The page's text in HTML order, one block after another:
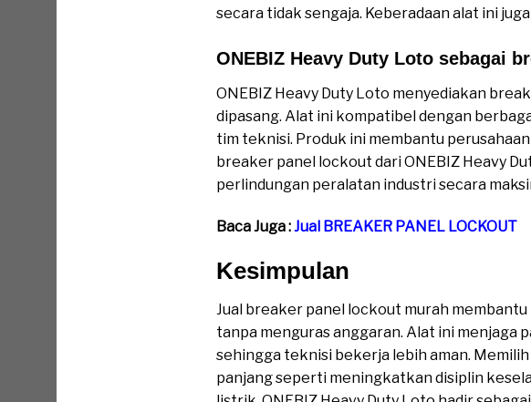
secara tidak sengaja. Keberadaan alat ini
ONEBIZ Heavy Duty Loto sebagai
ONEBIZ Heavy Duty Loto menyediakan
dipasang. Alat ini kompatibel dengan
tim teknisi. Produk ini membantu
breaker panel lockout dari ONEBIZ Heavy
perlindungan peralatan industri secara
Baca Juga :Jual BREAKER PANEL LOCKOUT
Kesimpulan
Jual breaker panel lockout murah
tanpa menguras anggaran. Alat ini
sehingga teknisi bekerja lebih aman.
panjang seperti meningkatkan disiplin